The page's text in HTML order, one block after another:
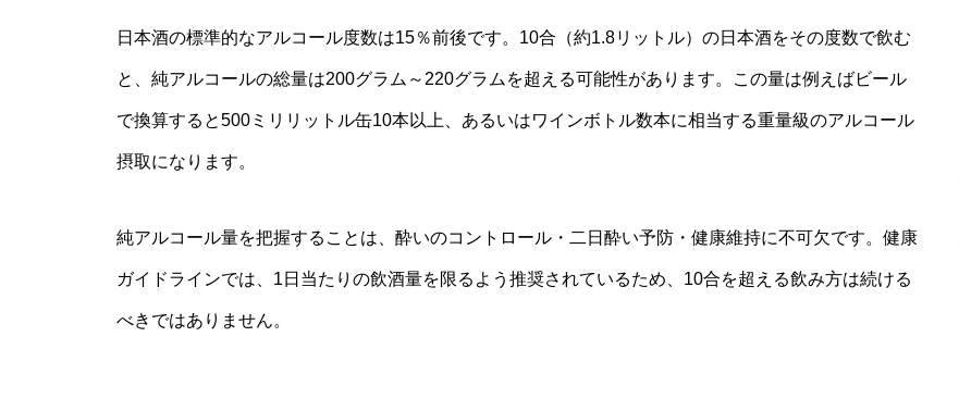
日本酒の標準的なアルコール度数は15％前後です。10合（約1.8リットル）の日本酒をその度数で飲む
と、純アルコールの総量は200グラム～220グラムを超える可能性があります。この量は例えばビール
で換算すると500ミリリットル缶10本以上、あるいはワインボトル数本に相当する重量級のアルコール
摂取になります。
純アルコール量を把握することは、酔いのコントロール・二日酔い予防・健康維持に不可欠です。健康
ガイドラインでは、1日当たりの飲酒量を限るよう推奨されているため、10合を超える飲み方は続ける
べきではありません。